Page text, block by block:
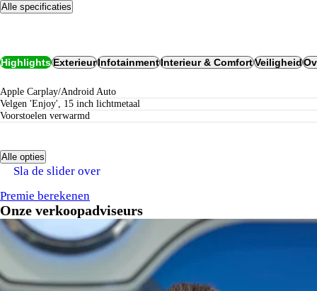
Alle specificaties
HighlightsExterieurInfotainmentInterieur & ComfortVeiligheid
Apple Carplay/Android Auto
Velgen 'Enjoy', 15 inch lichtmetaal
voorstoelen verwarmd
Alle opties
Verzekeren bij Century:
tot 5 jaar nieuwwaarderegeling
Premie berekenen
Onze verkoopadviseurs
Sla de slider over